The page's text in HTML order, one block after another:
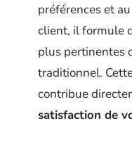
préférences et
client, il formule
plus pertinentes
traditionnel.
contribue
satisfaction de